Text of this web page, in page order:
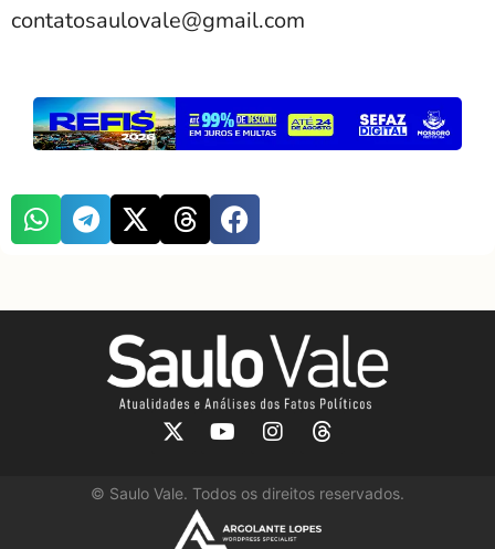
contatosaulovale@gmail.com
© Saulo Vale. Todos os direitos reservados.